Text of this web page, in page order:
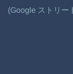
(Google ストリー